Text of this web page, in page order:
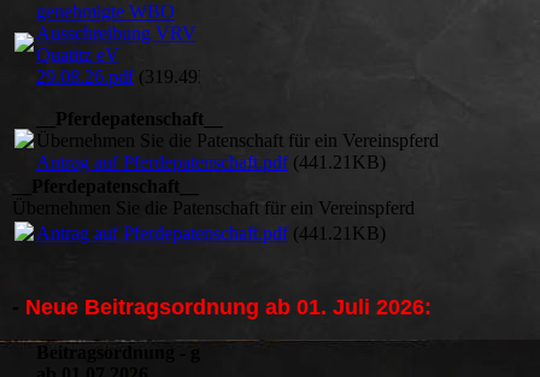
genehmigte WBO
Ausschreibung VRV
Quatitz eV
29.08.26.pdf(319.49KB)
__Pferdepatenschaft__
Übernehmen Sie die Patenschaft für ein Vereinspferd
Antrag auf Pferdepatenschaft.pdf(441.21KB)
__Pferdepatenschaft__
Übernehmen Sie die Patenschaft für ein Vereinspferd
Antrag auf Pferdepatenschaft.pdf(441.21KB)
Neue Beitragsordnung ab 01. Juli 2026:
Beitragsordnung - gültig